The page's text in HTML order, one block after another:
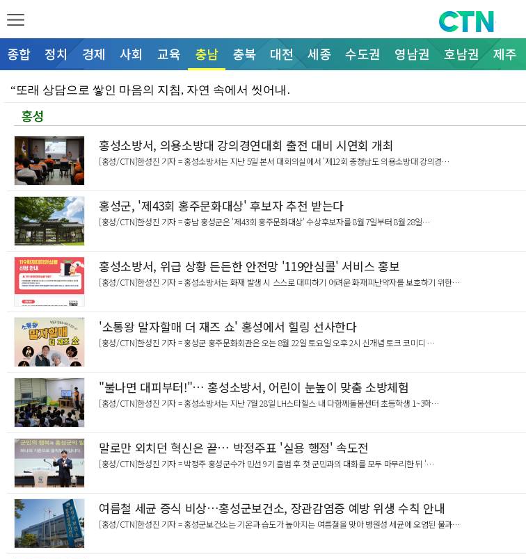
종합 정치 경제 사회 교육 충남 충북 대전 세종 수도권 영남권 호남권 제주
“또래 상담으로 쌓인 마음의 지침, 자연 속에서 씻어내…
“어두운 통학로, AI 스마트폴로 밝힌다”… 천안시청소…
“진학 정보 격차, 공공 지원으로 메운다”… 천안시청소…
“현장 목소리 반영해 보육 환경 개선한다”… 천안시의회…
“불평등 컨트롤타워 구축으로 부의 재분배 실현”… 문진…
“은퇴 봉사동물 국가가 끝까지 챙긴다”… 이재관 의원,…
“전국 현충시설 돌며 광복의 의미 새긴다”… 독립기념관…
이동석 충주시장, 청년과 소통 '현장 밀착 DAY'
"주민 안전과 도심 경관, 직접 바꾼다"… 온양3동 주…
홍성
홍성소방서, 의용소방대 강의경연대회 출전 대비 시연회 개최
[홍성/CTN]한성진 기자 = 홍성소방서는 지난 5일 본서 대회의실에서 '제12회 충청남도 의용소방대 강의경…
홍성군, '제43회 홍주문화대상' 후보자 추천 받는다
[홍성/CTN]한성진 기자 = 충남 홍성군은 '제43회 홍주문화대상' 수상후보자를 8월 7일부터 8월 28일…
홍성소방서, 위급 상황 든든한 안전망 '119안심콜' 서비스 홍보
[홍성/CTN]한성진 기자 = 홍성소방서는 화재 발생 시 스스로 대피하기 어려운 화재피난약자를 보호하기 위한…
'소통왕 말자할매 더 재즈 쇼' 홍성에서 힐링 선사한다
[홍성/CTN]한성진 기자 = 홍성군 홍주문화회관은 오는 8월 22일 토요일 오후 2시 신개념 토크 코미디 …
"불나면 대피부터!"… 홍성소방서, 어린이 눈높이 맞춤 소방체험
[홍성/CTN]한성진 기자 = 홍성소방서는 지난 7월 28일 LH스타힐스 내 다함께돌봄센터 초등학생 1~3학…
말로만 외치던 혁신은 끝… 박정주표 '실용 행정' 속도전
[홍성/CTN]한성진 기자 = 박정주 홍성군수가 민선 9기 출범 후 첫 군민과의 대화를 모두 마무리한 뒤 '…
여름철 세균 증식 비상…홍성군보건소, 장관감염증 예방 위생 수칙 안내
[홍성/CTN]한성진 기자 = 홍성군보건소는 기온과 습도가 높아지는 여름철을 맞아 병원성 세균에 오염된 물과…